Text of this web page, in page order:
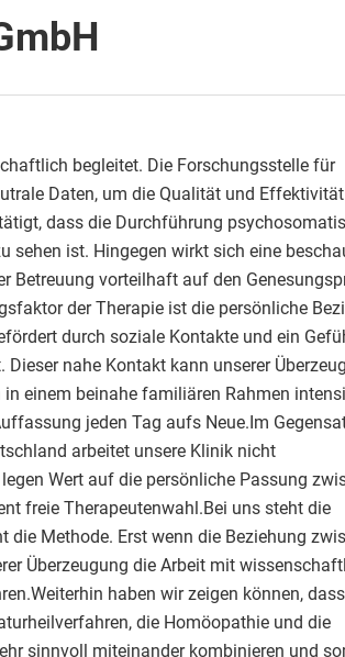
begleitet. Die Forschungsstelle für
Daten, um die Qualität und
dass die Durchführung
sehen ist. Hingegen wirkt sich eine
Betreuung vorteilhaft auf den
der Therapie ist die persönliche
durch soziale Kontakte und ein
nahe Kontakt kann unserer
einem beinahe familiären Rahmen
jeden Tag aufs Neue.Im
arbeitet unsere Klinik nicht
Wert auf die persönliche Passung
freie Therapeutenwahl.Bei uns steht die
Methode. Erst wenn die Beziehung
Überzeugung die Arbeit mit
haben wir zeigen können,
die Homöopathie und die
sinnvoll miteinander kombinieren und